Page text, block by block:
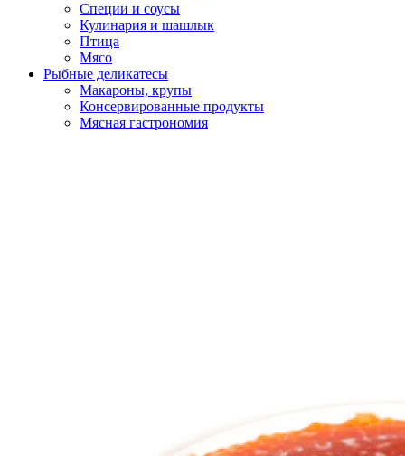
Специи и соусы
Кулинария и шашлык
Птица
Мясо
Рыбные деликатесы
Макароны, крупы
Консервированные продукты
Мясная гастрономия